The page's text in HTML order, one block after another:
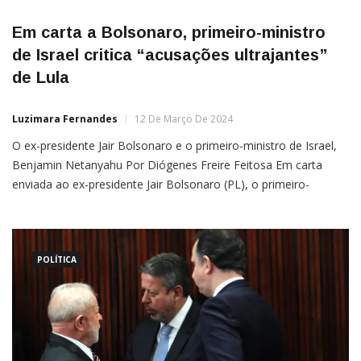
Em carta a Bolsonaro, primeiro-ministro
de Israel critica “acusações ultrajantes”
de Lula
Luzimara Fernandes 12 De Março De 2024
O ex-presidente Jair Bolsonaro e o primeiro-ministro de Israel,
Benjamin Netanyahu Por Diógenes Freire Feitosa Em carta
enviada ao ex-presidente Jair Bolsonaro (PL), o primeiro-
proferidas por Lula (PT) contra o governo israelense. A carta foi
obtida pelo
POLÍTICA